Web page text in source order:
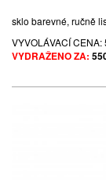
sklo barevné, ručně
VYVOLÁVACÍ CENA:
VYDRAŽENO ZA: